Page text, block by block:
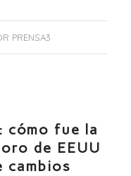
PRENSA3
cómo fue la
de EEUU
cambios